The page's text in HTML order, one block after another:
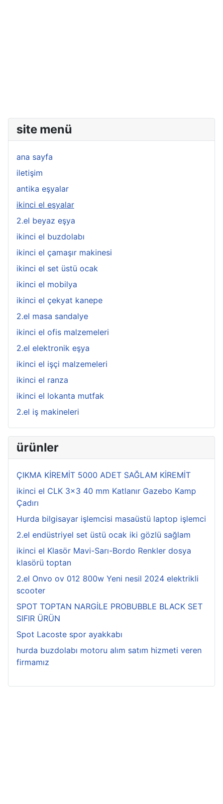
site menü
ana sayfa
iletişim
antika eşyalar
ikinci el eşyalar
2.el beyaz eşya
ikinci el buzdolabı
ikinci el çamaşır makinesi
ikinci el set üstü ocak
ikinci el mobilya
ikinci el çekyat kanepe
2.el masa sandalye
ikinci el ofis malzemeleri
2.el elektronik eşya
ikinci el işçi malzemeleri
ikinci el ranza
ikinci el lokanta mutfak
2.el iş makineleri
ürünler
ÇIKMA KİREMİT 5000 ADET SAĞLAM KİREMİT
ikinci el CLK 3x3 40 mm Katlanır Gazebo Kamp
Çadırı
Hurda bilgisayar işlemcisi masaüstü laptop işlemci
2.el endüstriyel set üstü ocak iki gözlü sağlam
ikinci el Klasör Mavi-Sarı-Bordo Renkler dosya
klasörü toptan
2.el Onvo ov 012 800w Yeni nesil 2024 elektrikli
scooter
SPOT TOPTAN NARGİLE PROBUBBLE BLACK SET
SIFIR ÜRÜN
Spot Lacoste spor ayakkabı
hurda buzdolabı motoru alım satım hizmeti veren
firmamız